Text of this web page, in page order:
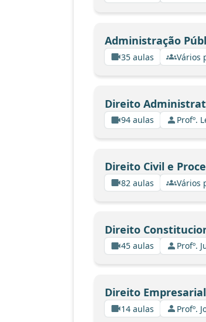
Administração
35 aulas Vários
Direito
94 aulas Profº.
Direito Civil e
82 aulas Vários
Direito
45 aulas Profº.
Direito Empresarial
14 aulas Profº.